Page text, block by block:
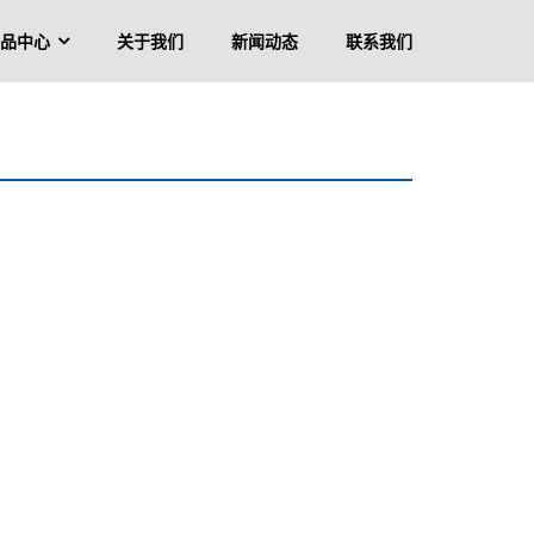
中心 关于我们 新闻动态 联系我们